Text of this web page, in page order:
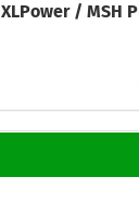
XLPower / MSH